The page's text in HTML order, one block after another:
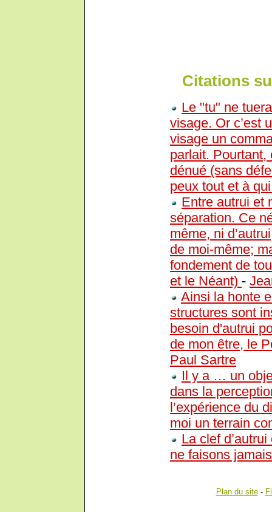
Citations
Le "tu" ne
visage. Or c’est
visage un
parlait. Pourtant,
dénué (sans
peux tout et à
Entre autrui et
séparation. Ce
même, ni
de moi-même;
fondement de
et le Néant) -
Ainsi la honte
structures sont
besoin d'autrui
de mon être, le
Paul Sartre
Il y a … un
dans la
l’expérience du
moi un terrain
La clef
ne faisons
Plan du site-